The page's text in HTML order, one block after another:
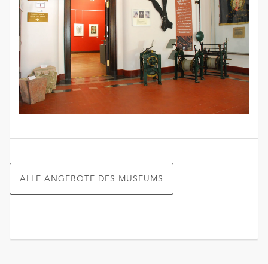
unserer
Datenschutzerklärung
oder
dem
Impressum
ALLE ANGEBOTE DES MUSEUMS